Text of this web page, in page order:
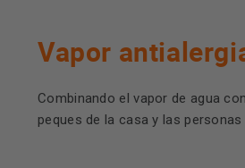
Vapor
Combinando el vapor de agua
peques de la casa y las